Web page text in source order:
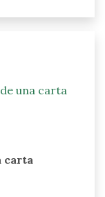
carta